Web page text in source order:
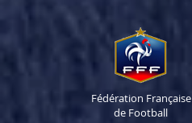
Fédération Française
de Football